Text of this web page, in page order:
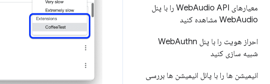
معیارهای Web
Audio API را با پنل
WebAudio مشاهده کنید
احراز هویت را با پنل Web Authn
شبیه سازی کنید
انیمیشن ها را با پانل انیمیشن ها بررسی